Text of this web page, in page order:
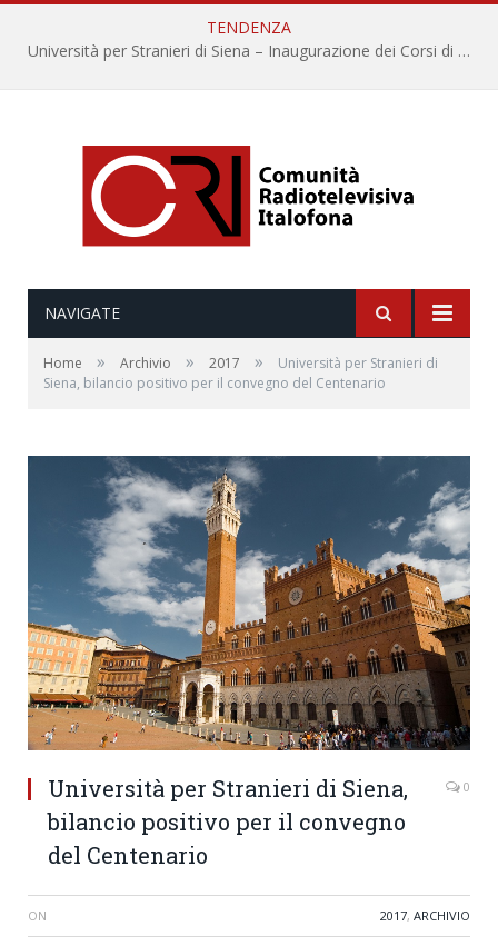
TENDENZA
Università per Stranieri di Siena – Inaugurazione dei Corsi di Lingua e Cultura Italiana, 109a annata
NAVIGATE
Home » Archivio » 2017 »
Università per Stranieri di
Siena, bilancio positivo per il convegno del Centenario
Università per Stranieri di Siena,
bilancio positivo per il convegno
del Centenario
0
ON 2017, ARCHIVIO